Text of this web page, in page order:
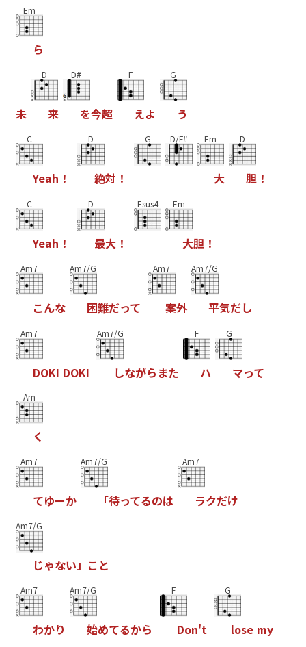
Em
ら
未
D
来
D#
を今超
F
えよ
G
う
C
Yeah ！
D
絶対 ！
G D/F# Em
大
D
胆 ！
C
Yeah ！
D
最大！
Esus4 Em
大胆 ！
Am7
こんな
Am7/G
困難だって
Am7
案外
Am7/G
平気だし
Am7
DOKI DOKI
Am7/G
しながら また
F
ハ
G
マって
Am
く
Am7
てゆーか
Am7/G
「待ってるのは
Am7
ラクだけ
Am7/G
じゃない 」 こ と
Am7
わかり
Am7/G
始めてるから
F
Don't
G
lose my